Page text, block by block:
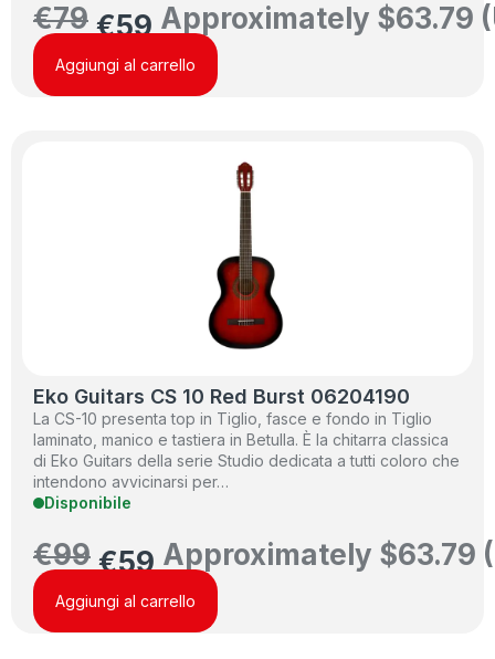
€79 €59 Approximately $63.79
Aggiungi al carrello
Eko Guitars CS 10 Red Burst 06204190
La CS-10 presenta top in Tiglio, fasce e fondo in Tiglio
laminato, manico e tastiera in Betulla. È la chitarra classica
di Eko Guitars della serie Studio dedicata a tutti coloro che
intendono avvicinarsi per…
Disponibile
€99 €59 Approximately $63.79
Aggiungi al carrello